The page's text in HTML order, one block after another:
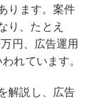
ります。 案件
り、たとえ
円、広告運用
れています。
解説し、広告